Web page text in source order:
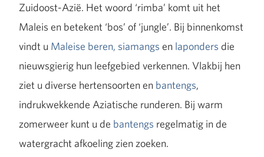
Zuidoost-Azië. Het woord ‘rimba’ komt uit het
Maleis en betekent ‘bos’ of ‘jungle’. Bij binnenkomst
vindt u Maleise beren, siamangs en laponders die
nieuwsgierig hun leefgebied verkennen. Vlakbij hen
ziet u diverse hertensoorten en bantengs,
indrukwekkende Aziatische runderen. Bij warm
zomerweer kunt u de bantengs regelmatig in de
watergracht afkoeling zien zoeken.